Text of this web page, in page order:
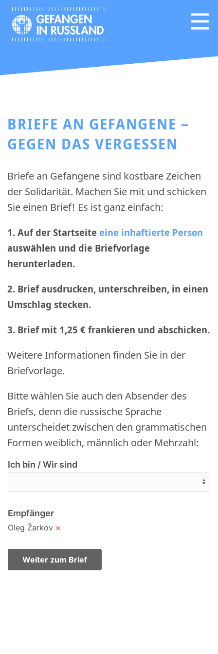
BRIEFE AN GEFANGENE –
GEGEN DAS VERGESSEN
Briefe an Gefangene sind kostbare Zeichen
der Solidarität. Machen Sie mit und schicken
Sie einen Brief! Es ist ganz einfach:
1. Auf der Startseite eine inhaftierte Person
auswählen und die Briefvorlage
herunterladen.
2. Brief ausdrucken, unterschreiben, in einen
Umschlag stecken.
3. Brief mit 1,25 € frankieren und abschicken.
Weitere Informationen finden Sie in der
Briefvorlage.
Bitte wählen Sie auch den Absender des
Briefs, denn die russische Sprache
unterscheidet zwischen den grammatischen
Formen weiblich, männlich oder Mehrzahl:
Ich bin / Wir sind
Empfänger
Oleg Žarkov ×
Weiter zum Brief